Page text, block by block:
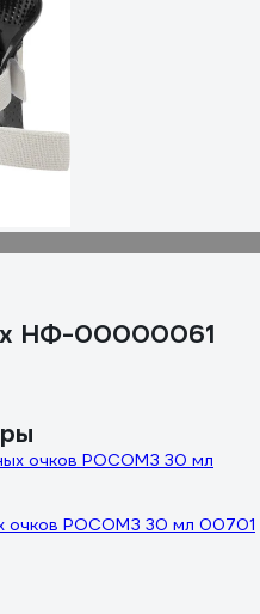
НФ-00000061
очков РОСОМЗ 30 мл 00701